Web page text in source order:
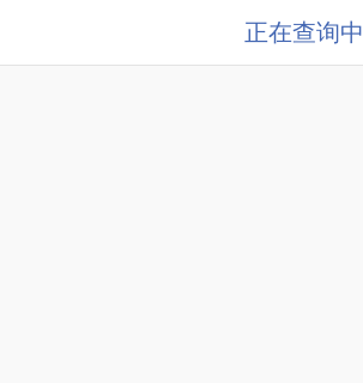
正在查询中